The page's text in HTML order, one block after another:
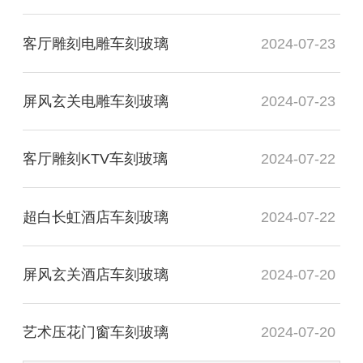
客厅雕刻电雕车刻玻璃 2024-07-23
屏风玄关电雕车刻玻璃 2024-07-23
客厅雕刻KTV车刻玻璃 2024-07-22
超白长虹酒店车刻玻璃 2024-07-22
屏风玄关酒店车刻玻璃 2024-07-20
艺术压花门窗车刻玻璃 2024-07-20